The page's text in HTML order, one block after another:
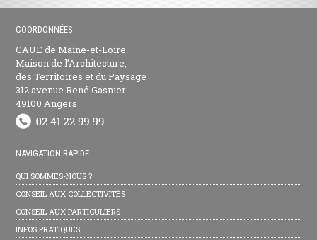
COORDONNÉES
CAUE de Maine-et-Loire
Maison de l’Architecture,
des Territoires et du Paysage
312 avenue René Gasnier
49100 Angers
NAVIGATION RAPIDE
QUI SOMMES-NOUS ?
CONSEIL AUX COLLECTIVITÉS
CONSEIL AUX PARTICULIERS
INFOS PRATIQUES